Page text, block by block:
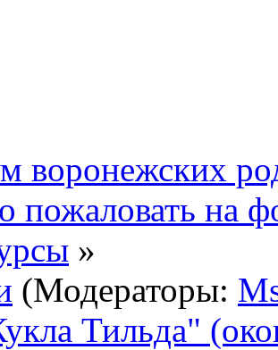
воронежских
пожаловать на
»
(Модераторы:
Тильда"